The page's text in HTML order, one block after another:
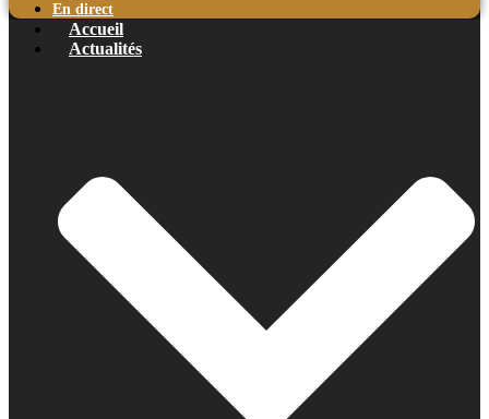
En direct
Accueil
Actualités